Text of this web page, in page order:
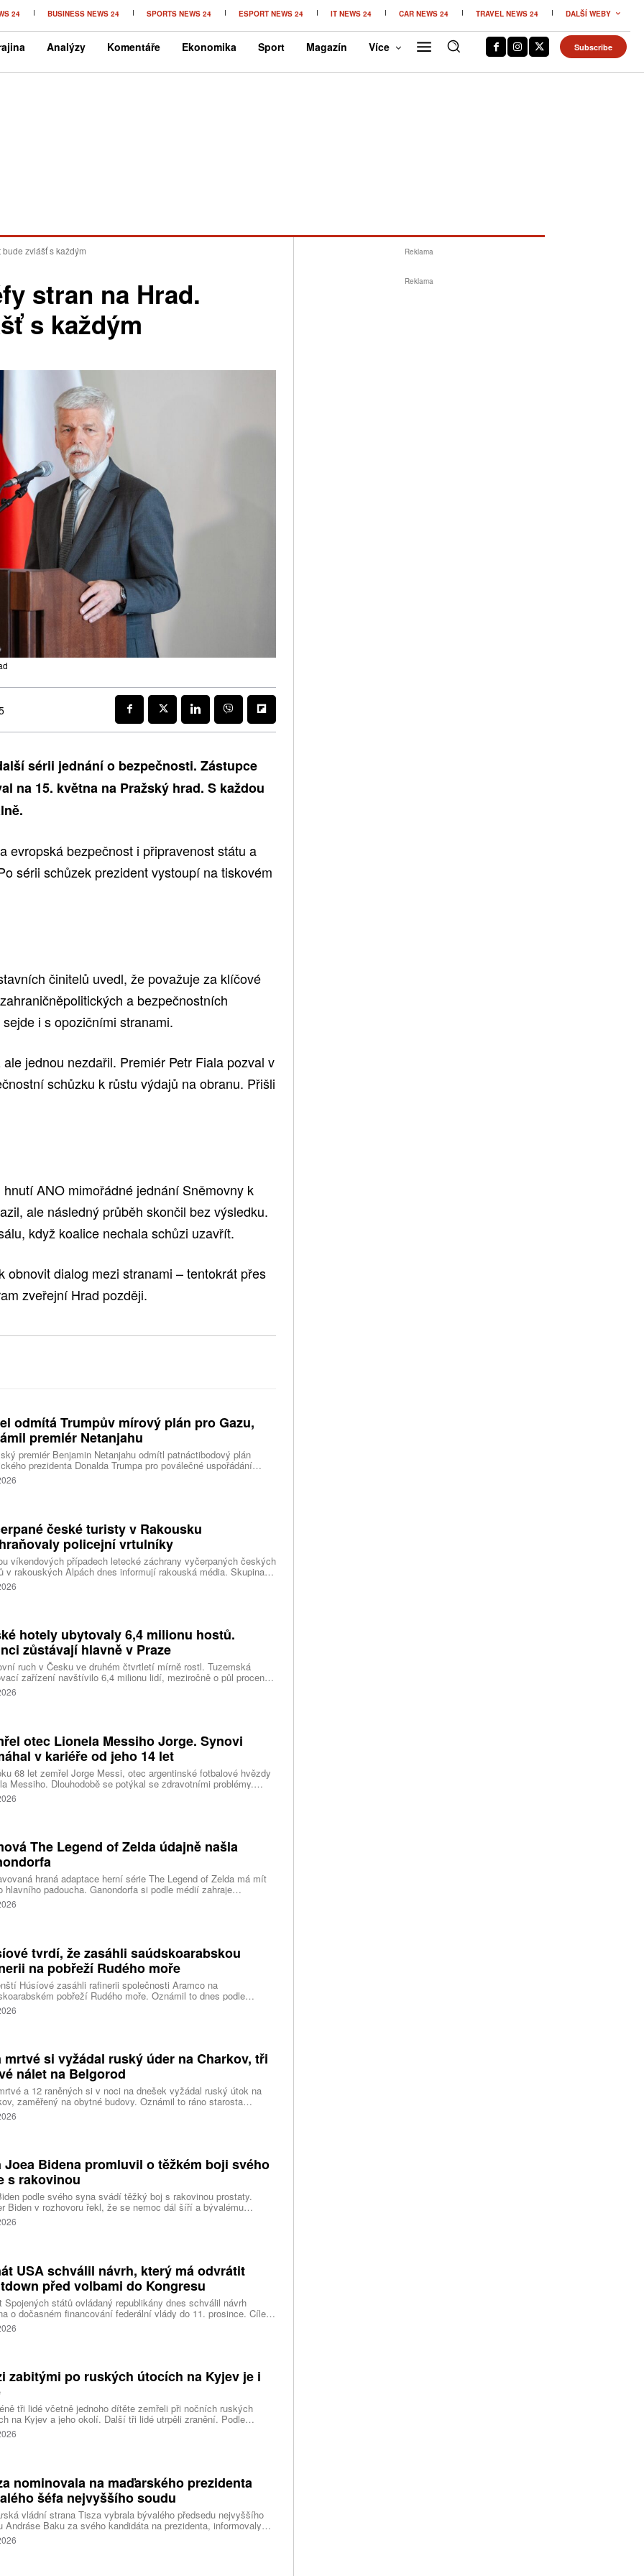
24 BUSINESS NEWS 24 SPORTS NEWS 24 ESPORT NEWS 24 IT NEWS 24 CAR NEWS 24 TRAVEL NEWS 24 DALŠÍ WEBY
Analýzy Komentáře Ekonomika Sport Magazín Více Subscribe
zvlášť s každým
stran na Hrad.
s každým
sérii jednání o bezpečnosti. Zástupce
na 15. května na Pražský hrad. S každou
evropská bezpečnost i připravenost státu a
sérii schůzek prezident vystoupí na tiskovém
činitelů uvedl, že považuje za klíčové
a bezpečnostních
sejde i s opozičními stranami.
jednou nezdařil. Premiér Petr Fiala pozval v
schůzku k růstu výdajů na obranu. Přišli
ANO mimořádné jednání Sněmovny k
ale následný průběh skončil bez výsledku.
když koalice nechala schůzi uzavřít.
obnovit dialog mezi stranami – tentokrát přes
zveřejní Hrad později.
odmítá Trumpův mírový plán pro Gazu,
premiér Netanjahu
premiér Benjamin Netanjahu odmítl patnáctibodový plán
prezidenta Donalda Trumpa pro poválečné uspořádání
Gazy. Prohlásil, že Izrael nestáhne své vojáky, dokud nebude
hnutí Hamás skutečně odzbrojeno.
české turisty v Rakousku
policejní vrtulníky
víkendových případech letecké záchrany vyčerpaných českých
v rakouských Alpách dnes informují rakouská média. Skupina
turistů se ocitla v nouzi a na konci byla zcela vyčerpaná
pod rakouskou horou Traunstein. Češi přecenili své síly a slepě
rodinu s vyčerpanou desetiletou dívkou na hoře Grosser
Píše o tom server MeinBezirk.
hotely ubytovaly 6,4 milionu hostů.
zůstávají hlavně v Praze
ruch v Česku ve druhém čtvrtletí mírně rostl. Tuzemská
zařízení navštívilo 6,4 milionu lidí, meziročně o půl procenta
turisté se však nadále soustřeďují především do
zatímco regiony spoléhají hlavně na domácí klientelu.
otec Lionela Messiho Jorge. Synovi
v kariéře od jeho 14 let
68 let zemřel Jorge Messi, otec argentinské fotbalové hvězdy
Messiho. Dlouhodobě se potýkal se zdravotními problémy.
v nemocnici ve svém rodném městě Rosario.
The Legend of Zelda údajně našla
hraná adaptace herní série The Legend of Zelda má mít
hlavního padoucha. Ganondorfa si podle médií zahraje
herec Uli Latukefu, známý především ze seriálů Young Rock
Polo. Obsazení však zatím nebylo oficiálně potvrzeno.
tvrdí, že zasáhli saúdskoarabskou
na pobřeží Rudého moře
Húsíové zasáhli rafinerii společnosti Aramco na
pobřeží Rudého moře. Oznámil to dnes podle
AFP vojenský mluvčí povstalecké skupiny podporované
Húsíové tak pokračují v útocích z posledních týdnů na
mrtvé si vyžádal ruský úder na Charkov, tři
nálet na Belgorod
a 12 raněných si v noci na dnešek vyžádal ruský útok na
zaměřený na obytné budovy. Oznámil to ráno starosta
největšího ukrajinského města Ihor Terechov. Téměř dvě
raněných měl za následek ruský útok na Oděsu a
Šuvajev, který původně informoval o 13 raněných, včetně
Joea Bidena promluvil o těžkém boji svého
s rakovinou
podle svého syna svádí těžký boj s rakovinou prostaty.
Biden v rozhovoru řekl, že se nemoc dál šíří a bývalému
prezidentovi způsobuje silné bolesti.
USA schválil návrh, který má odvrátit
před volbami do Kongresu
Spojených států ovládaný republikány dnes schválil návrh
o dočasném financování federální vlády do 11. prosince. Cílem
je předejít před listopadovými volbami do Kongresu
shutdownu, tedy omezení chodu vlády v důsledku
zabitými po ruských útocích na Kyjev je i
tři lidé včetně jednoho dítěte zemřeli při nočních ruských
na Kyjev a jeho okolí. Další tři lidé utrpěli zranění. Podle
úřadů Rusové použili mimo jiné balistické rakety.
nominovala na maďarského prezidenta
šéfa nejvyššího soudu
vládní strana Tisza vybrala bývalého předsedu nejvyššího
Andráse Baku za svého kandidáta na prezidenta, informovaly
agentury. Očekává se, že András Baka bude v úterý zvolen v
novou hlavou státu.
Reklama
Reklama